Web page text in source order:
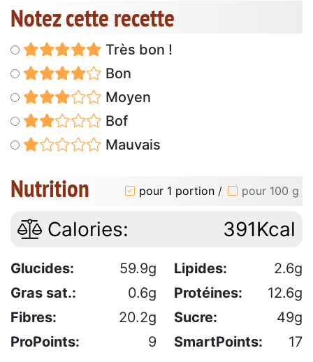
Notez cette recette
Très bon !
Bon
Moyen
Bof
Mauvais
Nutrition pour 1 portion / pour 100 g
Calories: 391Kcal
Glucides: 59.9g Lipides:
2.6g
Gras sat.:
0.6g Protéines:
12.6g
Fibres:
20.2g Sucre:
49g
ProPoints:
9 SmartPoints: 17